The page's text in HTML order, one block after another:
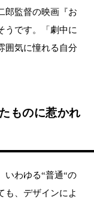
郎監督の映画『お
うです。「劇中に
囲気に憧れる自分
ものに惹かれ
いわゆる“普通“の
も、デザインによ